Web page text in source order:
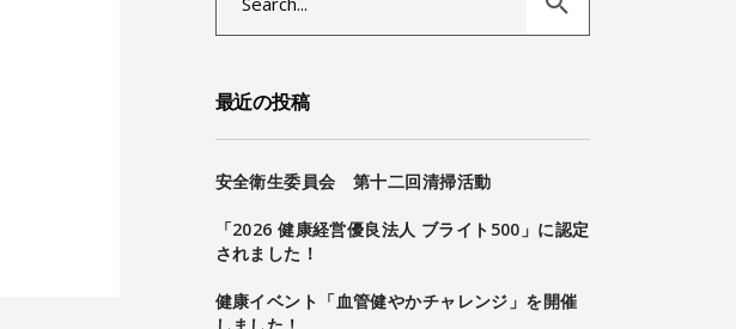
最近の投稿
安全衛生委員会 第十二回清掃活動
「2026 健康経営優良法人 ブライト500」に認定
されました！
健康イベント「血管健やかチャレンジ」を開催